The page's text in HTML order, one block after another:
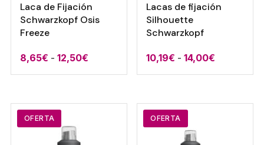
Laca de Fijación
Schwarzkopf Osis
Freeze
8,65€ - 12,50€Rango
de
desde
Lacas de fijación
Silhouette
Schwarzkopf
10,19€ - 14,00€
de
desde
OFERTA OFERTA